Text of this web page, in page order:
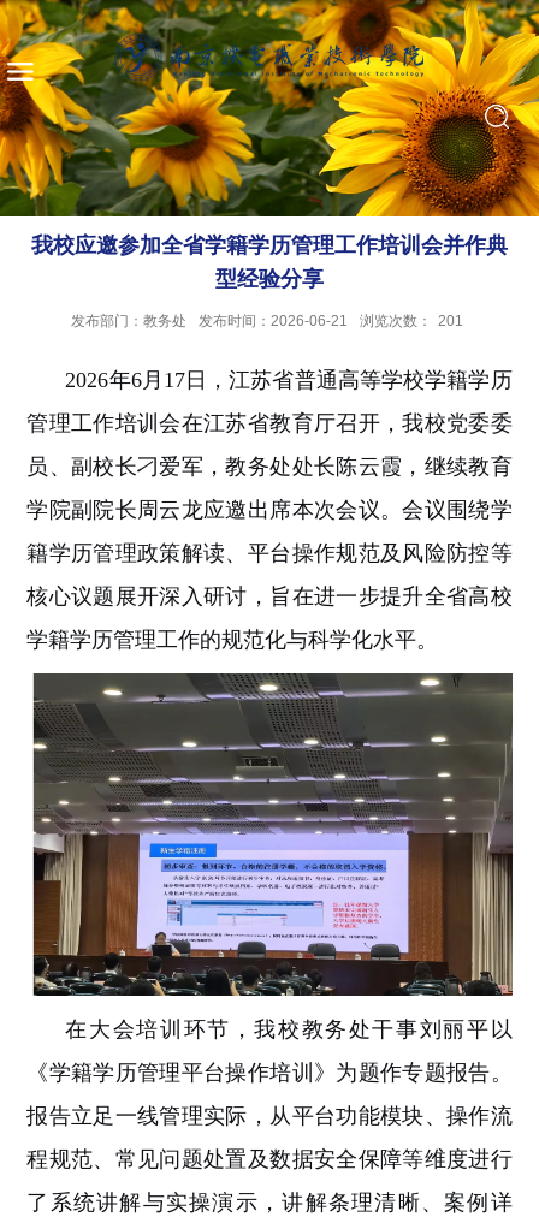
我校应邀参加全省学籍学历管理工作培训会并作典
型经验分享
发布部门：教务处 发布时间：2026-06-21 浏览次数： 201
2026年6月17日，江苏省普通高等学校学籍学历
管理工作培训会在江苏省教育厅召开，我校党委委
员、副校长刁爱军，教务处处长陈云霞，继续教育
学院副院长周云龙应邀出席本次会议。会议围绕学
籍学历管理政策解读、平台操作规范及风险防控等
核心议题展开深入研讨，旨在进一步提升全省高校
学籍学历管理工作的规范化与科学化水平。
在大会培训环节，我校教务处干事刘丽平以
《学籍学历管理平台操作培训》为题作专题报告。
报告立足一线管理实际，从平台功能模块、操作流
程规范、常见问题处置及数据安全保障等维度进行
了系统讲解与实操演示，讲解条理清晰、案例详